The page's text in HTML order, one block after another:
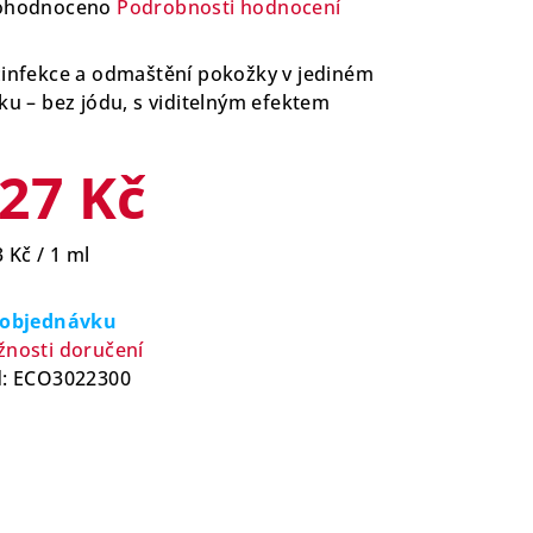
Podrobnosti hodnocení
a odmaštění pokožky v jediném
– bez jódu, s viditelným efektem
Kč
Kč / 1 ml
doručení
ECO3022300